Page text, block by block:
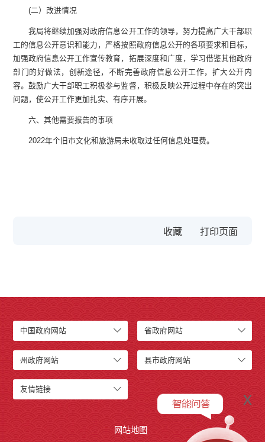
(二）改进情况
我局将继续加强对政府信息公开工作的领导，努力提高广大干部职
工的信息公开意识和能力，严格按照政府信息公开的各项要求和目标，
加强政府信息公开工作宣传教育，拓展深度和广度，学习借鉴其他政府
部门的好做法，创新途径，不断完善政府信息公开工作，扩大公开内
容。鼓励广大干部职工积极参与监督，积极反映公开过程中存在的突出
问题，使公开工作更加扎实、有序开展。
六、其他需要报告的事项
2022年个旧市文化和旅游局未收取过任何信息处理费。
收藏
中国政府网站 省政府网站
州政府网站 县市政府网站
友情链接
网站地图
x